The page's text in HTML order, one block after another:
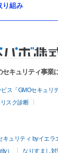
り組み
キュリティ事業
ス「GMOセキュリテ
スク診断
ュリティ byイエラ
）
なりすまし対